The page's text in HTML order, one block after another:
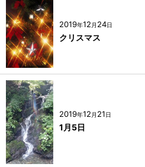
2019年12 月 24日
クリスマス
2019年12 月 21日
1月5日